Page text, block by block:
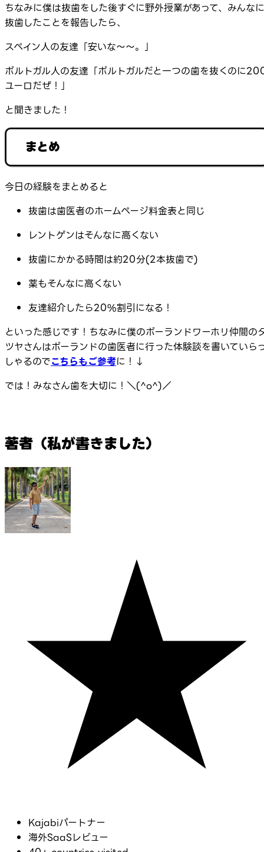
ちなみに僕は抜歯をした後すぐに野外授業があって、みんなに
抜歯したことを報告したら、
スペイン人の友達「安いな～～。」
ポルトガル人の友達「ポルトガルだと一つの歯を抜くのに
ユーロだぜ！」
と聞きました！
まとめ
今日の経験をまとめると
抜歯は歯医者のホームページ料金表と同じ
レントゲンはそんなに高くない
抜歯にかかる時間は約20分(2本抜歯で)
薬もそんなに高くない
友達紹介したら20%割引になる！
といった感じです！ちなみに僕のポーランドワーホリ仲間の
ツヤさんはポーランドの歯医者に行った体験談を書いていら
しゃるのでこちらもご参考に！↓
では！みなさん歯を大切に！＼(^o^)／
著者（私が書きました）
Kajabiパートナー
海外SaaSレビュー